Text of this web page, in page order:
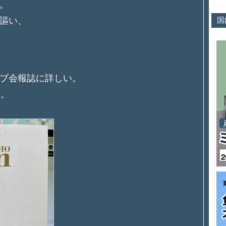
い、
会報誌に詳しい。